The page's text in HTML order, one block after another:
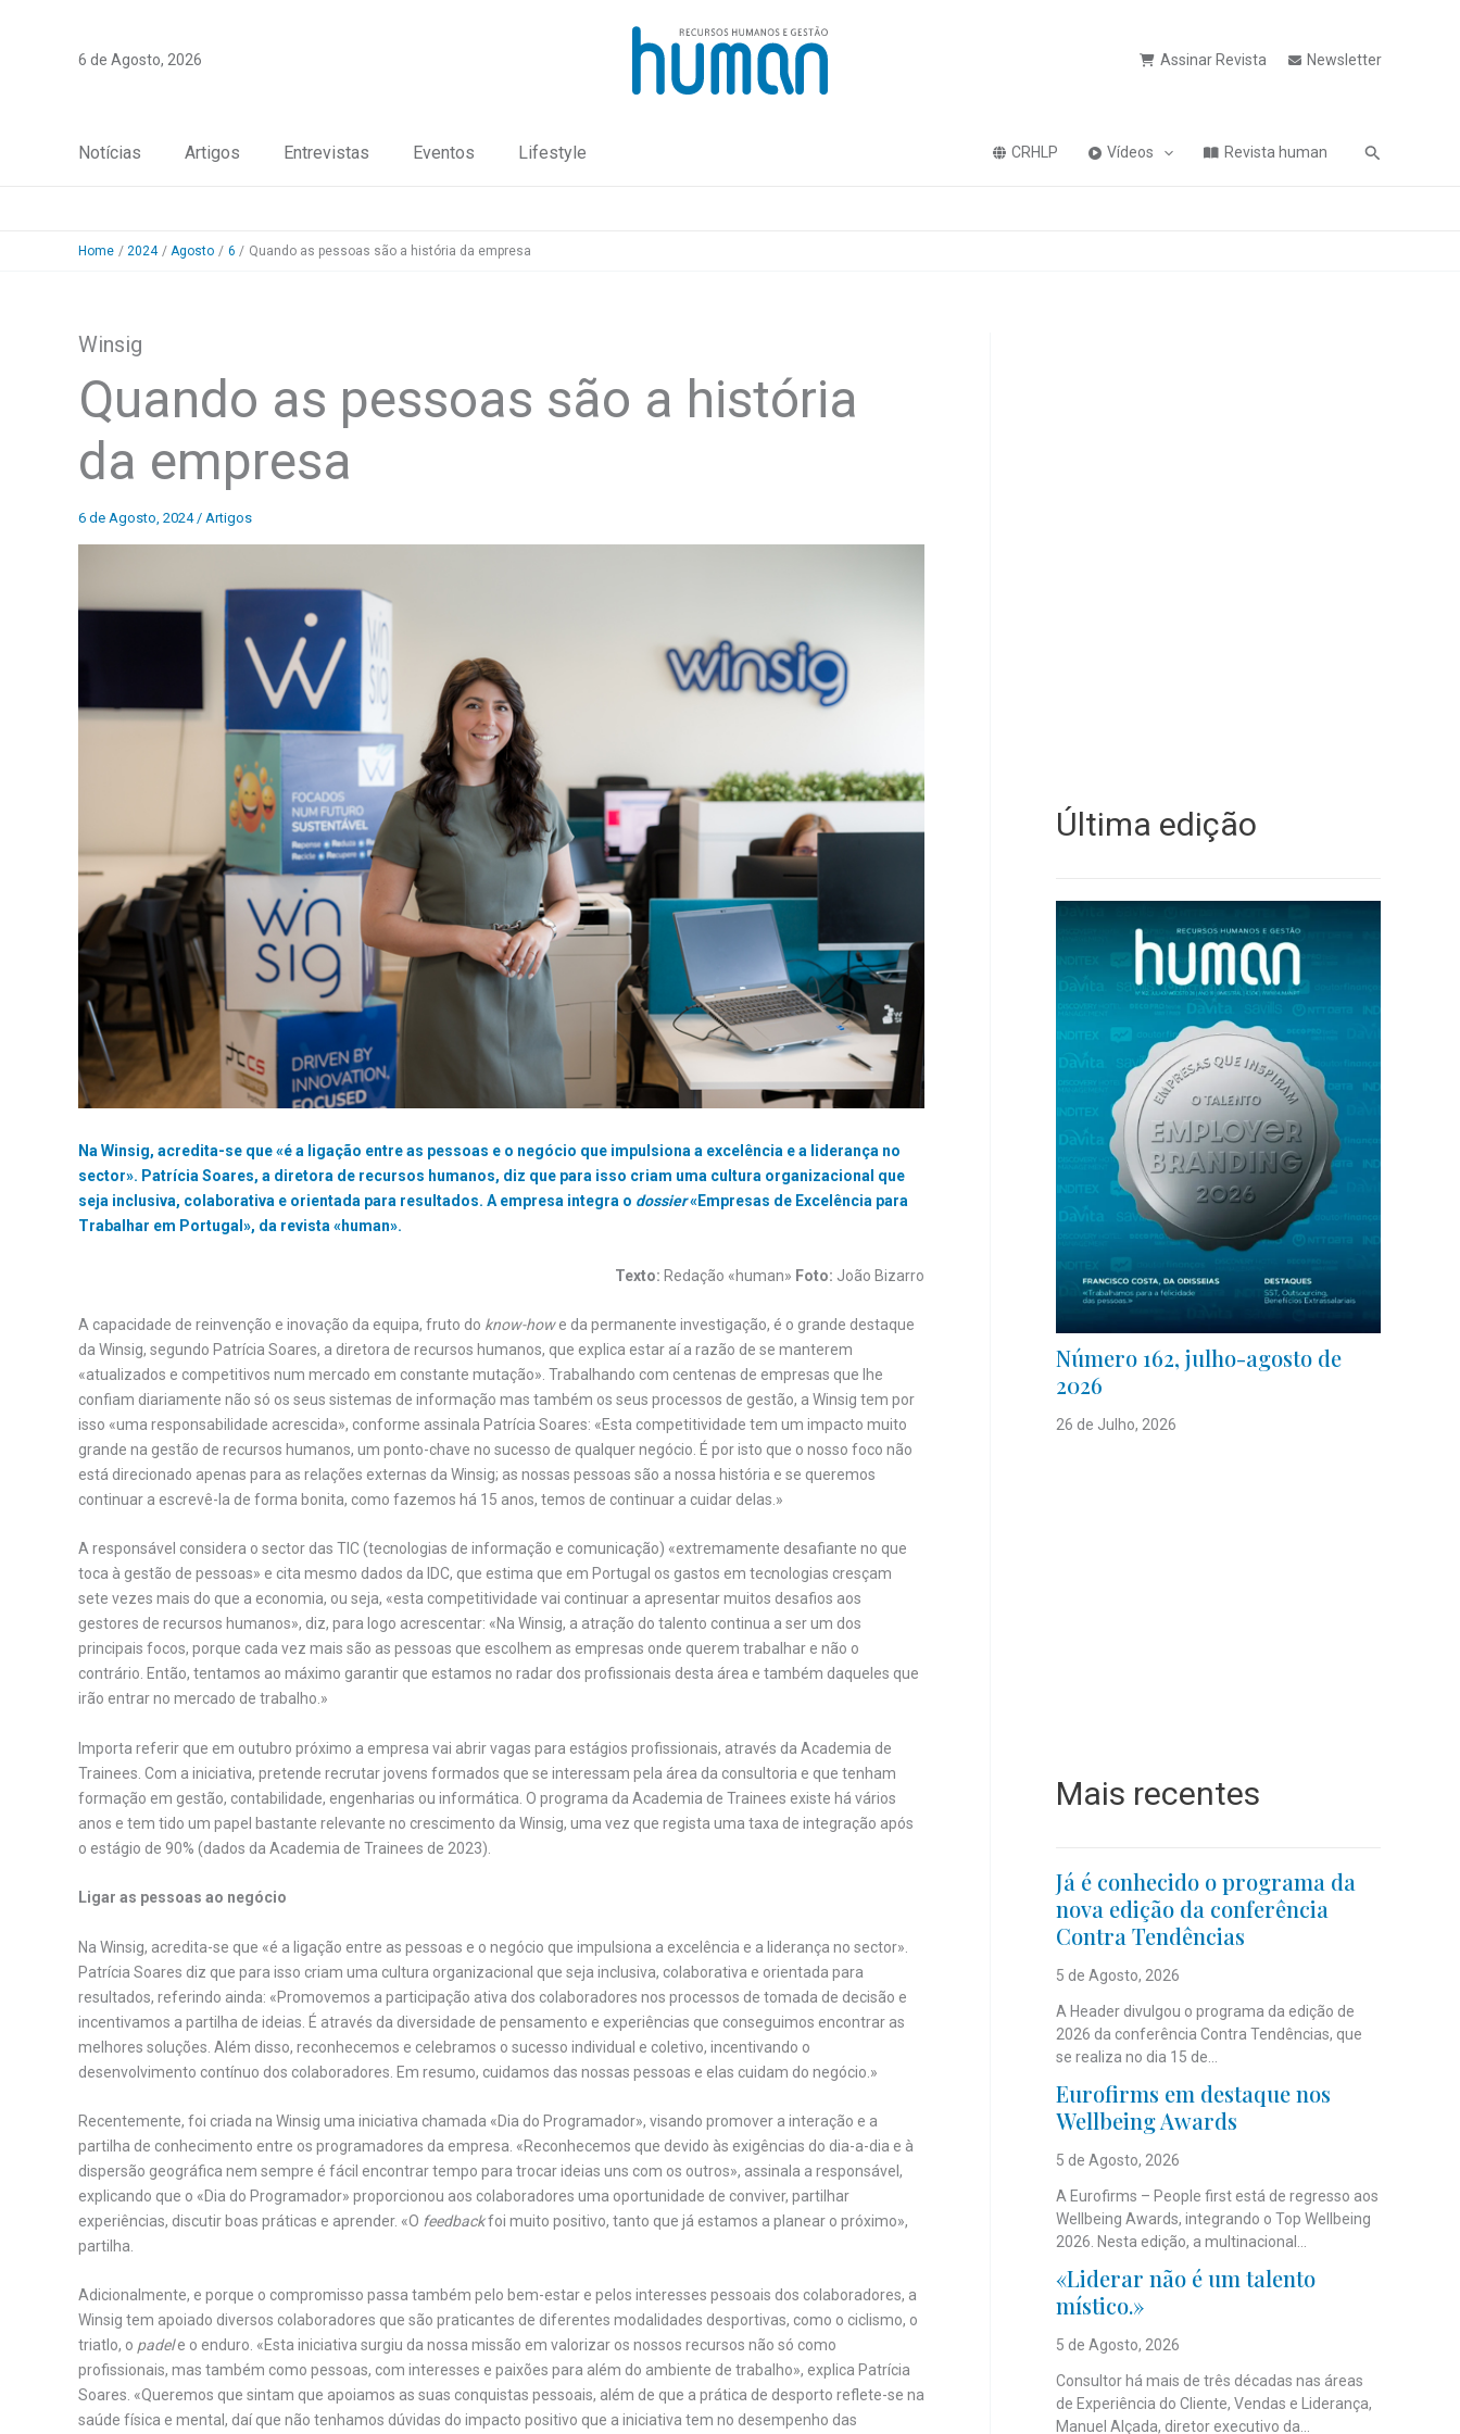
6 de Agosto, 2026 Assinar Revista Newsletter
Notícias Artigos Entrevistas Eventos Lifestyle CRHLP Vídeos Revista human Pesquisa
Home 2024 Agosto 6 Quando as pessoas são a história da empresa
Winsig
Quando as pessoas são a história
da empresa
6 de Agosto, 2024 / Artigos
Na Winsig, acredita-se que «é a ligação entre as pessoas e o negócio que impulsiona a excelência e a liderança no
sector». Patrícia Soares, a diretora de recursos humanos, diz que para isso criam uma cultura organizacional que
seja inclusiva, colaborativa e orientada para resultados. A empresa integra o dossier«Empresas de Excelência para
Trabalhar em Portugal», da revista «human».
Texto: Redação «human» Foto: João Bizarro
A capacidade de reinvenção e inovação da equipa, fruto do know-howe da permanente investigação, é o grande destaque
da Winsig, segundo Patrícia Soares, a diretora de recursos humanos, que explica estar aí a razão de se manterem
«atualizados e competitivos num mercado em constante mutação». Trabalhando com centenas de empresas que lhe
confiam diariamente não só os seus sistemas de informação mas também os seus processos de gestão, a Winsig tem por
isso «uma responsabilidade acrescida», conforme assinala Patrícia Soares: «Esta competitividade tem um impacto muito
grande na gestão de recursos humanos, um ponto-chave no sucesso de qualquer negócio. É por isto que o nosso foco não
está direcionado apenas para as relações externas da Winsig; as nossas pessoas são a nossa história e se queremos
continuar a escrevê-la de forma bonita, como fazemos há 15 anos, temos de continuar a cuidar delas.»
A responsável considera o sector das TIC (tecnologias de informação e comunicação) «extremamente desafiante no que
toca à gestão de pessoas» e cita mesmo dados da IDC, que estima que em Portugal os gastos em tecnologias cresçam
sete vezes mais do que a economia, ou seja, «esta competitividade vai continuar a apresentar muitos desafios aos
gestores de recursos humanos», diz, para logo acrescentar: «Na Winsig, a atração do talento continua a ser um dos
principais focos, porque cada vez mais são as pessoas que escolhem as empresas onde querem trabalhar e não o
contrário. Então, tentamos ao máximo garantir que estamos no radar dos profissionais desta área e também daqueles que
irão entrar no mercado de trabalho.»
Importa referir que em outubro próximo a empresa vai abrir vagas para estágios profissionais, através da Academia de
Trainees. Com a iniciativa, pretende recrutar jovens formados que se interessam pela área da consultoria e que tenham
formação em gestão, contabilidade, engenharias ou informática. O programa da Academia de Trainees existe há vários
anos e tem tido um papel bastante relevante no crescimento da Winsig, uma vez que regista uma taxa de integração após
o estágio de 90% (dados da Academia de Trainees de 2023).
Ligar as pessoas ao negócio
Na Winsig, acredita-se que «é a ligação entre as pessoas e o negócio que impulsiona a excelência e a liderança no sector».
Patrícia Soares diz que para isso criam uma cultura organizacional que seja inclusiva, colaborativa e orientada para
resultados, referindo ainda: «Promovemos a participação ativa dos colaboradores nos processos de tomada de decisão e
incentivamos a partilha de ideias. É através da diversidade de pensamento e experiências que conseguimos encontrar as
melhores soluções. Além disso, reconhecemos e celebramos o sucesso individual e coletivo, incentivando o
desenvolvimento contínuo dos colaboradores. Em resumo, cuidamos das nossas pessoas e elas cuidam do negócio.»
Recentemente, foi criada na Winsig uma iniciativa chamada «Dia do Programador», visando promover a interação e a
partilha de conhecimento entre os programadores da empresa. «Reconhecemos que devido às exigências do dia-a-dia e à
dispersão geográfica nem sempre é fácil encontrar tempo para trocar ideias uns com os outros», assinala a responsável,
explicando que o «Dia do Programador» proporcionou aos colaboradores uma oportunidade de conviver, partilhar
experiências, discutir boas práticas e aprender. «O feedbackfoi muito positivo, tanto que já estamos a planear o próximo»,
partilha.
Adicionalmente, e porque o compromisso passa também pelo bem-estar e pelos interesses pessoais dos colaboradores, a
Winsig tem apoiado diversos colaboradores que são praticantes de diferentes modalidades desportivas, como o ciclismo, o
triatlo, o padele o enduro. «Esta iniciativa surgiu da nossa missão em valorizar os nossos recursos não só como
profissionais, mas também como pessoas, com interesses e paixões para além do ambiente de trabalho», explica Patrícia
Soares. «Queremos que sintam que apoiamos as suas conquistas pessoais, além de que a prática de desporto reflete-se na
saúde física e mental, daí que não tenhamos dúvidas do impacto positivo que a iniciativa tem no desempenho das
Última edição
Número 162, julho-agosto de
2026
26 de Julho, 2026
Mais recentes
Já é conhecido o programa da
nova edição da conferência
Contra Tendências
5 de Agosto, 2026
A Header divulgou o programa da edição de
2026 da conferência Contra Tendências, que
se realiza no dia 15 de...
Eurofirms em destaque nos
Wellbeing Awards
5 de Agosto, 2026
A Eurofirms – People first está de regresso aos
Wellbeing Awards, integrando o Top Wellbeing
2026. Nesta edição, a multinacional...
«Liderar não é um talento
místico.»
5 de Agosto, 2026
Consultor há mais de três décadas nas áreas
de Experiência do Cliente, Vendas e Liderança,
Manuel Alçada, diretor executivo da...